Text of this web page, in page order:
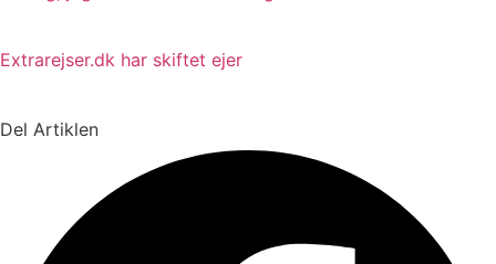
Extrarejser.dk har skiftet ejer
Del Artiklen